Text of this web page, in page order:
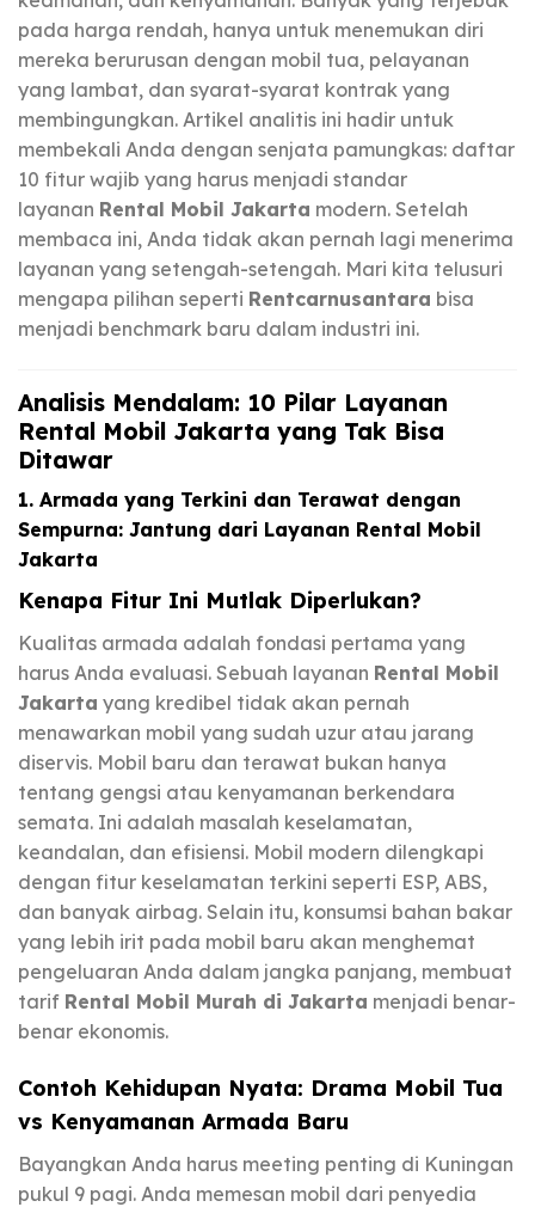
pada harga rendah, hanya untuk menemukan diri
mereka berurusan dengan mobil tua, pelayanan
yang lambat, dan syarat-syarat kontrak yang
membingungkan. Artikel analitis ini hadir untuk
membekali Anda dengan senjata pamungkas: daftar
10 fitur wajib yang harus menjadi standar
layanan Rental Mobil Jakarta modern. Setelah
membaca ini, Anda tidak akan pernah lagi menerima
layanan yang setengah-setengah. Mari kita telusuri
mengapa pilihan seperti Rentcarnusantara bisa
menjadi benchmark baru dalam industri ini.
Analisis Mendalam: 10 Pilar Layanan
Rental Mobil Jakarta yang Tak Bisa
Ditawar
1. Armada yang Terkini dan Terawat dengan
Sempurna: Jantung dari Layanan Rental Mobil
Jakarta
Kenapa Fitur Ini Mutlak Diperlukan?
Kualitas armada adalah fondasi pertama yang
harus Anda evaluasi. Sebuah layanan Rental Mobil
Jakarta yang kredibel tidak akan pernah
menawarkan mobil yang sudah uzur atau jarang
diservis. Mobil baru dan terawat bukan hanya
tentang gengsi atau kenyamanan berkendara
semata. Ini adalah masalah keselamatan,
keandalan, dan efisiensi. Mobil modern dilengkapi
dengan fitur keselamatan terkini seperti ESP, ABS,
dan banyak airbag. Selain itu, konsumsi bahan bakar
yang lebih irit pada mobil baru akan menghemat
pengeluaran Anda dalam jangka panjang, membuat
tarif Rental Mobil Murah di Jakarta menjadi benar-
benar ekonomis.
Contoh Kehidupan Nyata: Drama Mobil Tua
vs Kenyamanan Armada Baru
Bayangkan Anda harus meeting penting di Kuningan
pukul 9 pagi. Anda memesan mobil dari penyedia